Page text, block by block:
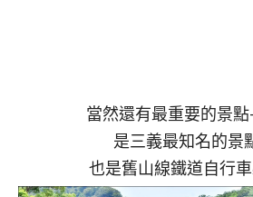
當然還有最重要的景
是三義最知名的景
也是舊山線鐵道自行